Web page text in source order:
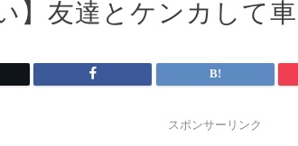
】友達とケンカして
スポンサーリンク